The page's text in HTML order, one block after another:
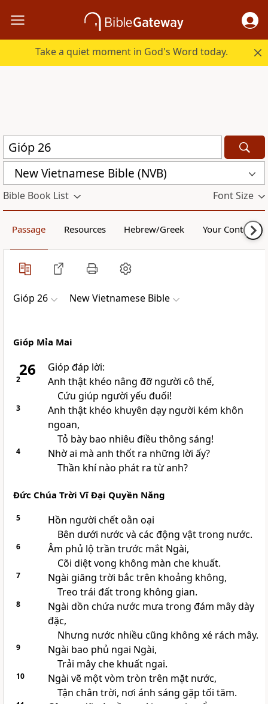
Take a quiet moment in God's Word today.
New Vietnamese Bible (NVB)
Bible Book List Font Size
Passage Resources Hebrew/Greek Your Content
Gióp 26 New Vietnamese Bible
Gióp Mỉa Mai
26 Gióp đáp lời:
2
Anh thật khéo nâng đỡ người cô thế,
Cứu giúp người yếu đuối!
3
Anh thật khéo khuyên dạy người kém khôn
ngoan,
Tỏ bày bao nhiêu điều thông sáng!
4
Nhờ ai mà anh thốt ra những lời ấy?
Thần khí nào phát ra từ anh?
Đức Chúa Trời Vĩ Đại Quyền Năng
5
Hồn người chết oằn oại
Bên dưới nước và các động vật trong nước.
6
Âm phủ lộ trần trước mắt Ngài,
Cõi diệt vong không màn che khuất.
7
Ngài giăng trời bắc trên khoảng không,
Treo trái đất trong không gian.
8
Ngài dồn chứa nước mưa trong đám mây dày
đặc,
Nhưng nước nhiều cũng không xé rách mây.
9
Ngài bao phủ ngai Ngài,
Trải mây che khuất ngai.
10
Ngài vẽ một vòm tròn trên mặt nước,
Tận chân trời, nơi ánh sáng gặp tối tăm.